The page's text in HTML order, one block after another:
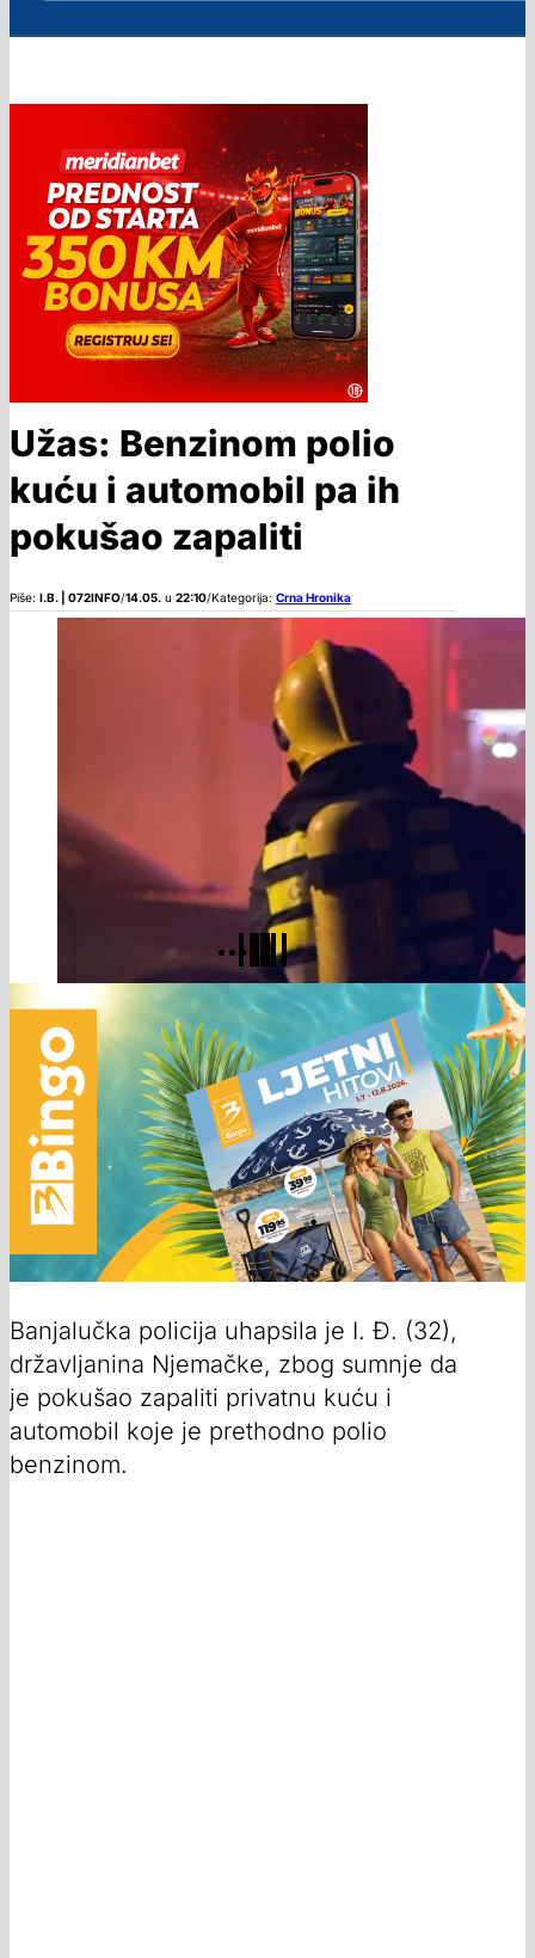
Užas: Benzinom polio
kuću i automobil pa ih
pokušao zapaliti
Piše: I.B. | 072INFO/14.05. u 22:10/Kategorija: Crna Hronika
Banjalučka policija uhapsila je I. Đ. (32),
državljanina Njemačke, zbog sumnje da
je pokušao zapaliti privatnu kuću i
automobil koje je prethodno polio
benzinom.